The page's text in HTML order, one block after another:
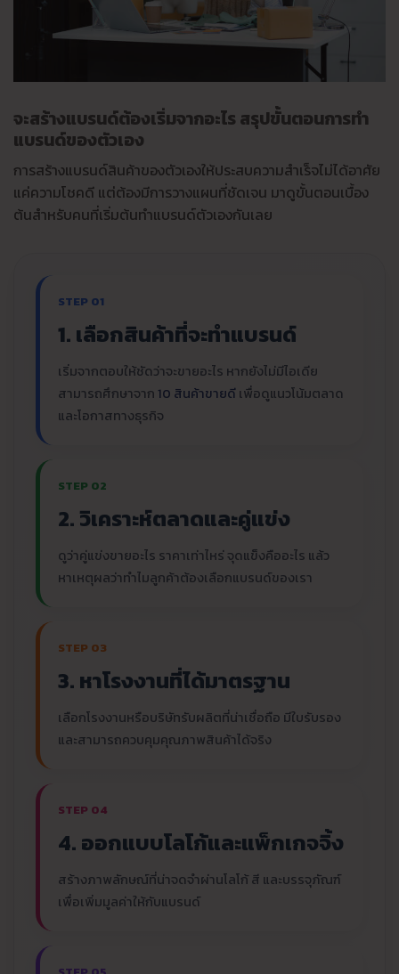
จะสร้างแบรนด์ต้องเริ่มจากอะไร สรุปขั้นตอนการทำ
แบรนด์ของตัวเอง
การสร้างแบรนด์สินค้าของตัวเองให้ประสบความสำเร็จไม่ได้อาศัย
แค่ความโชคดี แต่ต้องมีการวางแผนที่ชัดเจน มาดูขั้นตอนเบื้อง
ต้นสำหรับคนที่เริ่มต้นทําแบรนด์ตัวเองกันเลย
STEP 01
1. เลือกสินค้าที่จะทำแบรนด์
เริ่มจากตอบให้ชัดว่าจะขายอะไร หากยังไม่มีไอเดีย
สามารถศึกษาจาก 10 สินค้าขายดีเพื่อดูแนวโน้มตลาด
และโอกาสทางธุรกิจ
STEP 02
2. วิเคราะห์ตลาดและคู่แข่ง
ดูว่าคู่แข่งขายอะไร ราคาเท่าไหร่ จุดแข็งคืออะไร แล้ว
หาเหตุผลว่าทำไมลูกค้าต้องเลือกแบรนด์ของเรา
STEP 03
3. หาโรงงานที่ได้มาตรฐาน
เลือกโรงงานหรือบริษัทรับผลิตที่น่าเชื่อถือ มีใบรับรอง
และสามารถควบคุมคุณภาพสินค้าได้จริง
STEP 04
4. ออกแบบโลโก้และแพ็กเกจจิ้ง
สร้างภาพลักษณ์ที่น่าจดจำผ่านโลโก้ สี และบรรจุภัณฑ์
เพื่อเพิ่มมูลค่าให้กับแบรนด์